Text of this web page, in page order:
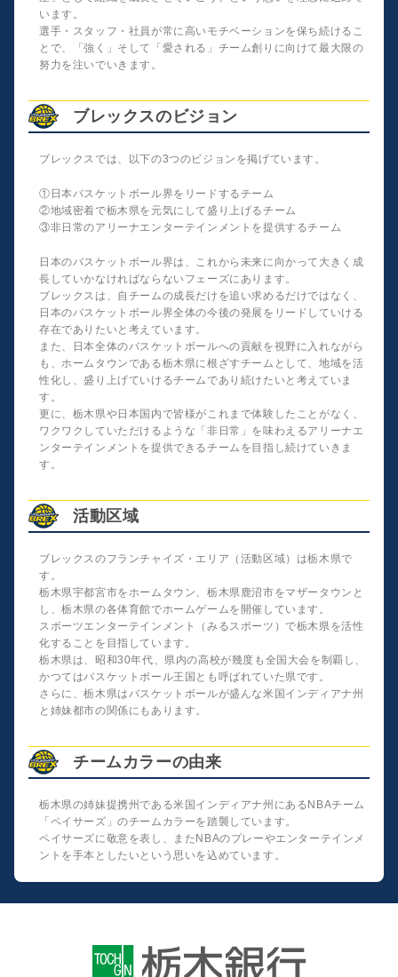
います。
選手・スタッフ・社員が常に高いモチベーションを保ち続けるこ
とで、「強く」そして「愛される」チーム創りに向けて最大限の
努力を注いでいきます。
ブレックスのビジョン
ブレックスでは、以下の3つのビジョンを掲げています。
①日本バスケットボール界をリードするチーム
②地域密着で栃木県を元気にして盛り上げるチーム
③非日常のアリーナエンターテインメントを提供するチーム
日本のバスケットボール界は、これから未来に向かって大きく成
長していかなければならないフェーズにあります。
ブレックスは、自チームの成長だけを追い求めるだけではなく、
日本のバスケットボール界全体の今後の発展をリードしていける
存在でありたいと考えています。
また、日本全体のバスケットボールへの貢献を視野に入れながら
も、ホームタウンである栃木県に根ざすチームとして、地域を活
性化し、盛り上げていけるチームであり続けたいと考えていま
す。
更に、栃木県や日本国内で皆様がこれまで体験したことがなく、
ワクワクしていただけるような「非日常」を味わえるアリーナエ
ンターテインメントを提供できるチームを目指し続けていきま
す。
活動区域
ブレックスのフランチャイズ・エリア（活動区域）は栃木県で
す。
栃木県宇都宮市をホームタウン、栃木県鹿沼市をマザータウンと
し、栃木県の各体育館でホームゲームを開催しています。
スポーツエンターテインメント（みるスポーツ）で栃木県を活性
化することを目指しています。
栃木県は、昭和30年代、県内の高校が幾度も全国大会を制覇し、
かつてはバスケットボール王国とも呼ばれていた県です。
さらに、栃木県はバスケットボールが盛んな米国インディアナ州
と姉妹都市の関係にもあります。
チームカラーの由来
栃木県の姉妹提携州である米国インディアナ州にあるNBAチーム
「ペイサーズ」のチームカラーを踏襲しています。
ペイサーズに敬意を表し、またNBAのプレーやエンターテインメ
ントを手本としたいという思いを込めています。